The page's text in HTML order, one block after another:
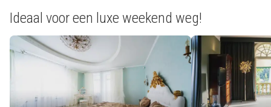
Ideaal voor een luxe weekend weg!